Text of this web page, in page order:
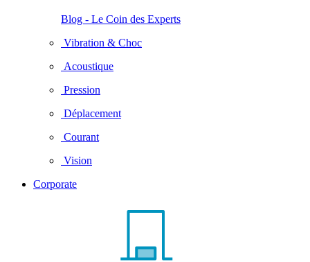
Blog - Le Coin des Experts
Vibration & Choc
Acoustique
Pression
Déplacement
Courant
Vision
Corporate